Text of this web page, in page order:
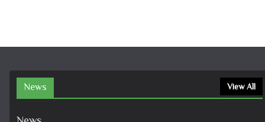
News View All